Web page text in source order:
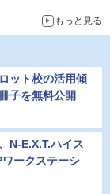
もっと見る
ット校の活用傾
子を無料公開
N-E.X.T.ハイス
ークステーシ